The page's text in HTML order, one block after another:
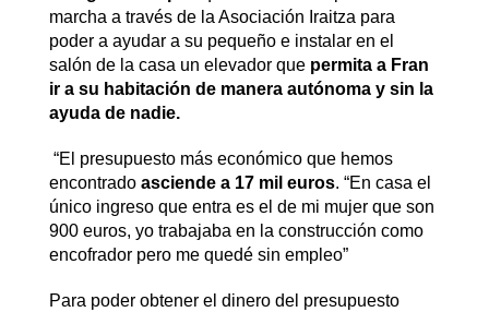
marcha a través de la Asociación Iraitza para
poder a ayudar a su pequeño e instalar en el
salón de la casa un elevador quepermita a Fran
ir a su habitación de manera autónoma y sin la
ayuda de nadie.
“El presupuesto más económico que hemos
encontrado asciende a 17 mil euros. “En casa el
único ingreso que entra es el de mi mujer que son
900 euros, yo trabajaba en la construcción como
encofrador pero me quedé sin empleo”
Para poder obtener el dinero del presupuesto